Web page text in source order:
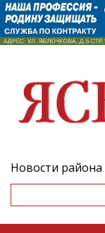
Новости района